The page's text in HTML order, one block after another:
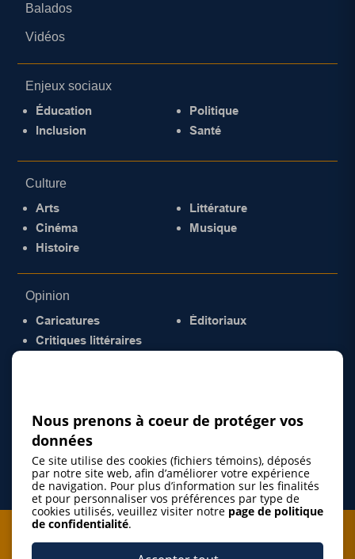
Balados
Vidéos
Enjeux sociaux
Éducation
Inclusion
Politique
Santé
Culture
Arts
Cinéma
Histoire
Littérature
Musique
Opinion
Caricatures
Critiques littéraires
Éditoriaux
Je m'abonne à l'infolettre
Nous prenons à coeur de protéger vos
données
Ce site utilise des cookies (fichiers témoins), déposés
par notre site web, afin d’améliorer votre expérience
de navigation. Pour plus d’information sur les finalités
et pour personnaliser vos préférences par type de
cookies utilisés, veuillez visiter notre page de politique
de confidentialité.